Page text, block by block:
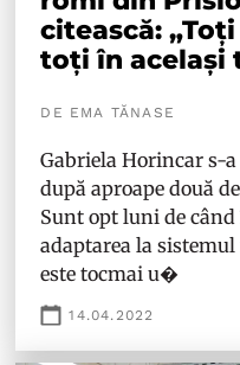
citească:
toți în același
DE EMA TĂNASE
Gabriela Horincar s-
după aproape două
Sunt opt luni de
adaptarea la
este tocmai u�
14.04.2022